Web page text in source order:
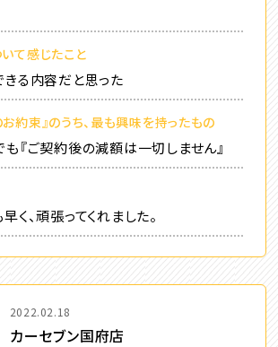
いて感じたこと
る内容だと思った
約束』のうち、最も興味を持ったもの
『ご契約後の減額は一切しません』
く、頑張ってくれました。
2022.02.18
カーセブン国府店